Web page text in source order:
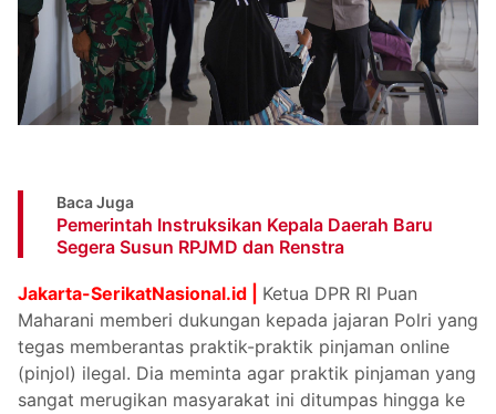
Baca Juga
Pemerintah Instruksikan Kepala Daerah Baru
Segera Susun RPJMD dan Renstra
Jakarta-SerikatNasional.id | Ketua DPR RI Puan
Maharani memberi dukungan kepada jajaran Polri yang
tegas memberantas praktik-praktik pinjaman online
(pinjol) ilegal. Dia meminta agar praktik pinjaman yang
sangat merugikan masyarakat ini ditumpas hingga ke